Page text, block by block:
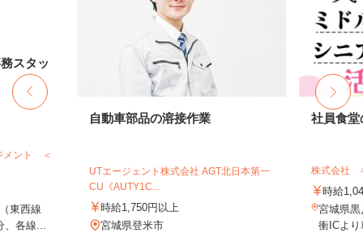
メント ＜
東西線
各線...
自動車部品の溶接作業
UTエージェント株式会社 AGT北日本第一
CU《AUTY1C...
時給1,750円以上
宮城県登米市
社員食堂
株式会社
時給
宮城県
衝ICよ